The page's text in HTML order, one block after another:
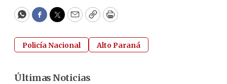
WhatsApp
Facebook
Twitter
EmailCopyPrint
Policía Nacional Alto Paraná
Últimas Noticias